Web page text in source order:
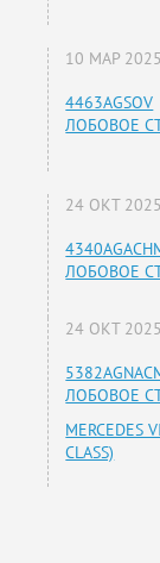
10 МАР 2025
4463AGSOV
ЛОБОВОЕ
24 ОКТ 2025
ЛОБОВОЕ
24 ОКТ 2025
ЛОБОВОЕ
MERCEDES
CLASS)